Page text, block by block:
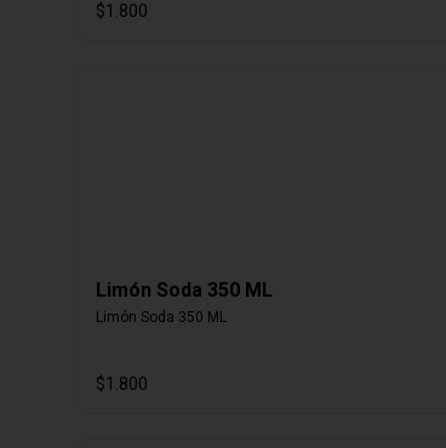
$1.800
Limón Soda 350 ML
Limón Soda 350 ML
$1.800